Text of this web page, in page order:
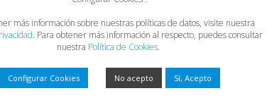
más información sobre nuestras políticas de datos, visite nuestra
. Para obtener más información al respecto, puedes consultar
nuestra Política de Cookies.
Configurar Cookies No acepto Sí, Acepto